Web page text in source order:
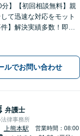
分】【初回相談無料】親
て迅速な対応をモット
】解決実績多数！即時
権利を明確にし、納得の
きるよう支援いたします
ルでお問い合わせ
弁護士
律事務所
上熊本駅
営業時間：08:00